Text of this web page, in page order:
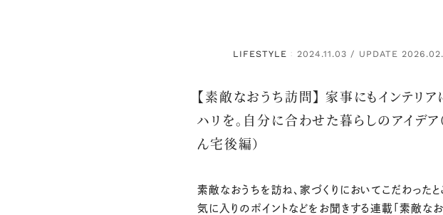
LIFESTYLE ： 2024.11.03 / UPDATE
【素敵なおうち訪問】 家事にもインテリア
ハリを。自分に合わせた暮らしのアイデア
ん宅後編）
素敵なおうちを訪ね、家づくりにおいてこだわった
気に入りのポイントなどをお聞きする連載「素敵な